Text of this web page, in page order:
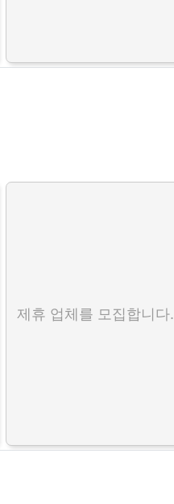
제휴 업체를 모집합니다.